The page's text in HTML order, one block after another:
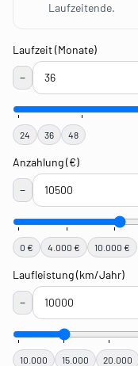
Laufzeitende.
Laufzeit (Monate)
−
24 36 48
Anzahlung (€)
−
0 € 4.000 € 10.000 €
Laufleistung (km/Jahr)
−
10.000 15.000 20.000